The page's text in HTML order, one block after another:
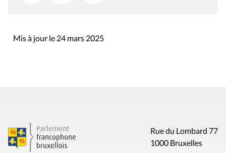
Mis à jour le 24 mars 2025
Rue du Lombard 77
1000 Bruxelles